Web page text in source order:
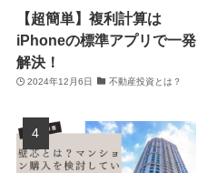
【超簡単】複利計算は
iPhoneの標準アプリで一発
解決！
2024年12月6日 不動産投資とは？